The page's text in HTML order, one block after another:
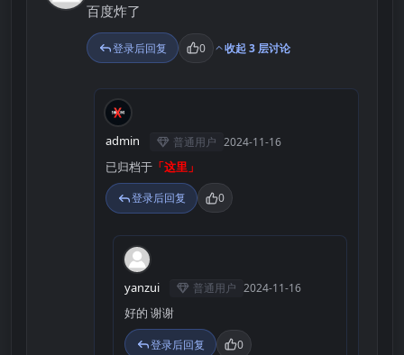
百度炸了
登录后回复 0 收起 3 层讨论
A
admin 普通用户 2024-11-16
已归档于 「这里」
登录后回复 0
Y
yanzui 普通用户 2024-11-16
好的 谢谢
登录后回复 0